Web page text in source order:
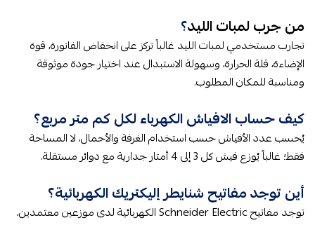
من جرب لمبات الليد​​​؟
تجارب مستخدمي لمبات الليد غالباً تركز على انخفاض الفاتورة، قوة
الإضاءة، قلة الحرارة، وسهولة الاستبدال عند اختيار جودة موثوقة
ومناسبة للمكان المطلوب.
كيف حساب الافياش الكهرباء لكل كم متر مربع؟
يُحسب عدد الأفياش حسب استخدام الغرفة والأحمال، لا المساحة
فقط؛ غالباً يُوزع فيش كل 3 إلى 4 أمتار جدارية مع دوائر مستقلة.
أين توجد مفاتيح شنايطر إليكتريك الكهربائية؟
توجد مفاتيح Schneider Electric الكهربائية لدى موزعين معتمدين،